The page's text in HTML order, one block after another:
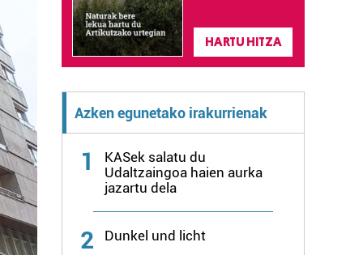
HARTU HITZA
Azken egunetako irakurrienak
1
KASek salatu du
Udaltzaingoa haien aurka
jazartu dela
2 Dunkel und licht